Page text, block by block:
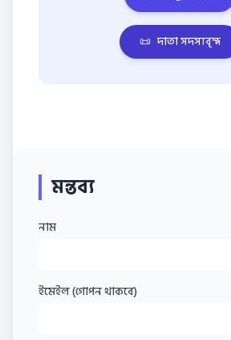
📜 দাতা সদস্যবৃন্দ
মন্তব্য
নাম
ইমেইল (গোপন থাকবে)